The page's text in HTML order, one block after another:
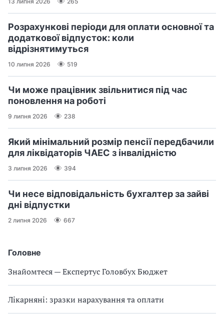
Головне
Знайомтеся — Експертус Головбух Бюджет
Лікарняні: зразки нарахування та оплати
Розрахункові періоди для оплати основної та
додаткової відпусток: коли
відрізнятимуться
10 липня 2026 519
Чи може працівник звільнитися під час
поновлення на роботі
9 липня 2026 238
Який мінімальний розмір пенсії передбачили
для ліквідаторів ЧАЕС з інвалідністю
3 липня 2026 394
Чи несе відповідальність бухгалтер за зайві
дні відпустки
2 липня 2026 667